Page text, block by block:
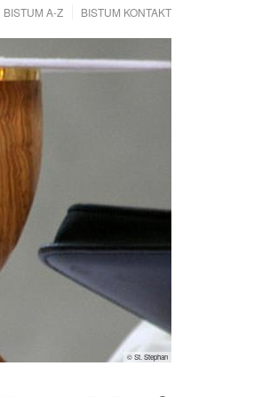
BISTUM A-Z BISTUM KONTAKT
© St. Stephan